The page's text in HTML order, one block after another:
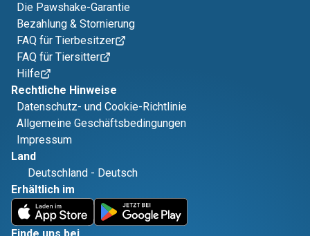
Die Pawshake-Garantie
Bezahlung & Stornierung
FAQ für Tierbesitzer
FAQ für Tiersitter
Hilfe
Rechtliche Hinweise
Datenschutz- und Cookie-Richtlinie
Allgemeine Geschäftsbedingungen
Impressum
Land
Deutschland - Deutsch
Erhältlich im